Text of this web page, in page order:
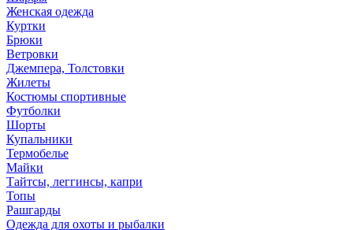
Женская одежда
Куртки
Брюки
Ветровки
Джемпера, Толстовки
Жилеты
Костюмы спортивные
Футболки
Шорты
Купальники
Термобелье
Майки
Тайтсы, леггинсы, капри
Топы
Рашгарды
Одежда для охоты и рыбалки